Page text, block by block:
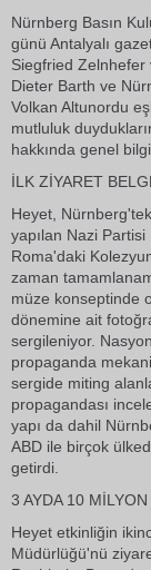
Nürnberg Basın
günü Antalyalı
Siegfried Zelnhefer
Dieter Barth ve
Volkan Altunordu
mutluluk
hakkında genel
İLK ZİYARET
Heyet,
yapılan Nazi
Roma'daki
zaman
müze konseptinde
dönemine ait
sergileniyor.
propaganda
sergide miting
propagandası
yapı da dahil
ABD ile birçok
getirdi.
3 AYDA 10
Heyet etkinliğin
Müdürlüğü'nü